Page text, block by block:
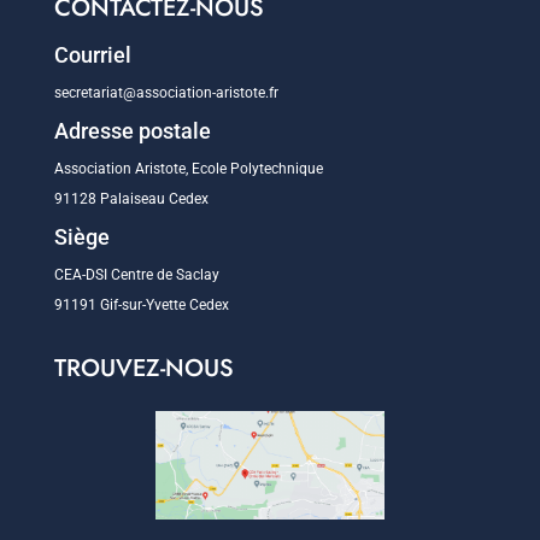
CONTACTEZ-NOUS
Courriel
secretariat@association-aristote.fr
Adresse postale
Association Aristote, Ecole Polytechnique
91128 Palaiseau Cedex
Siège
CEA-DSI Centre de Saclay
91191 Gif-sur-Yvette Cedex
TROUVEZ-NOUS